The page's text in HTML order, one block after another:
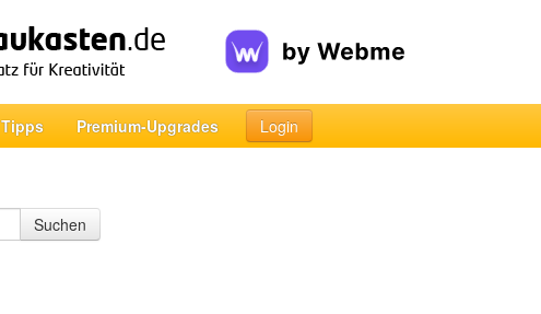
Tipps Premium-Upgrades Login
Suchen